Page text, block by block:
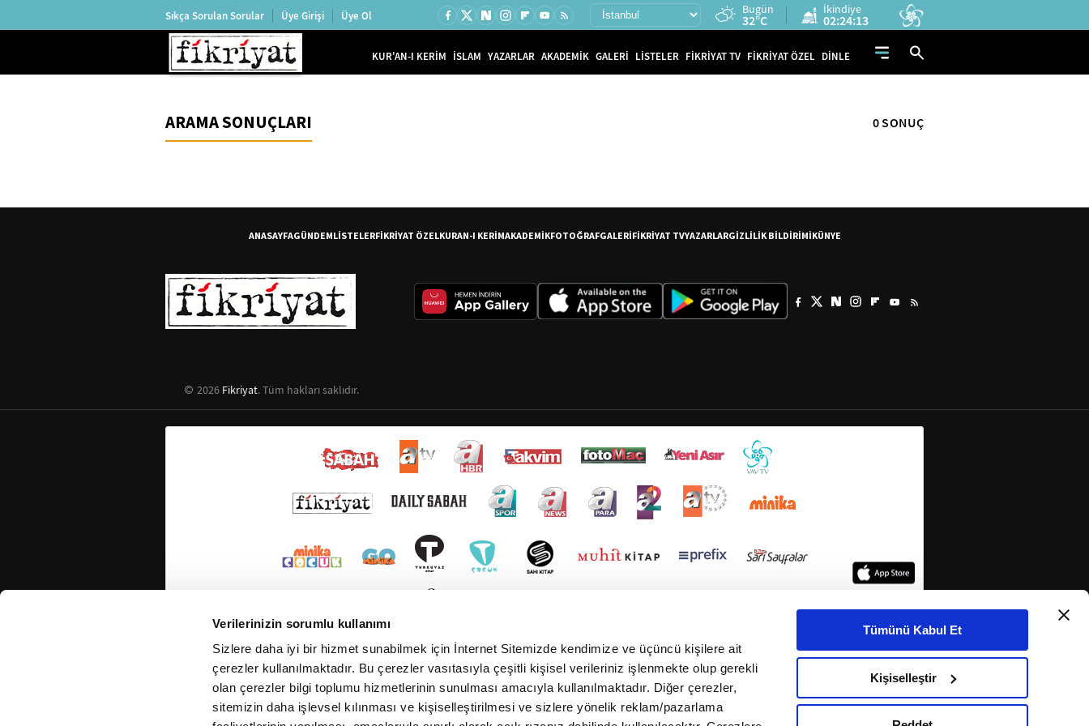
Verilerinizin sorumlu kullanımı
Sizlere daha iyi bir hizmet sunabilmek için İnternet Sitemizde kendimize ve üçüncü kişilere ait
çerezler kullanılmaktadır. Bu çerezler vasıtasıyla çeşitli kişisel verileriniz işlenmekte olup gerekli
olan çerezler bilgi toplumu hizmetlerinin sunulması amacıyla kullanılmaktadır. Diğer çerezler,
sitemizin daha işlevsel kılınması ve kişiselleştirilmesi ve sizlere yönelik reklam/pazarlama
Tümünü Kabul Et
Kişiselleştir
Sıkça Sorulan Sorular Üye Girişi Üye Ol Bugün
32°C
İkindiye
02:24:13
KUR'AN-I KERİM İSLAM YAZARLAR AKADEMİK GALERİ LİSTELER FİKRİYAT TV FİKRİYAT ÖZEL DİNLE
ARAMA SONUÇLARI 0 SONUÇ
ANASAYFAGÜNDEMLİSTELERFİKRİYAT ÖZELKURAN-I KERİMAKADEMİKFOTOĞRAFGALERİFİKRİYAT TVYAZARLARGİZLİLİK BİLDİRİMİKÜNYE
2026 Fikriyat. Tüm hakları saklıdır.